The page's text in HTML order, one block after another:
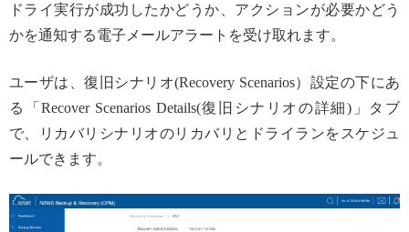
ドライ実行が成功したかどうか、アクションが必要かどう
かを通知する電子メールアラートを受け取れます。
ユーザは、復旧シナリオ(Recovery Scenarios）設定の下にあ
る「Recover Scenarios Details(復旧シナリオの詳細)」タブ
で、リカバリシナリオのリカバリとドライランをスケジュ
ールできます。